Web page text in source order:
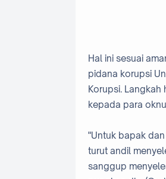
Hal ini sesuai
pidana korupsi
Korupsi.
kepada para
"Untuk bapak
turut andil
sanggup